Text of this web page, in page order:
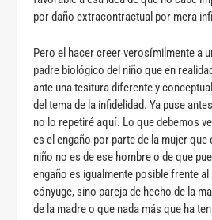
por daño extracontractual por mera
Pero el hacer creer verosímilmente a
padre biológico del niño que en
ante una tesitura diferente y
del tema de la infidelidad. Ya puse
no lo repetiré aquí. Lo que debemos
es el engaño por parte de la mujer que
niño no es de ese hombre o de que
engaño es igualmente posible frente
cónyuge, sino pareja de hecho de la
de la madre o que nada más que ha